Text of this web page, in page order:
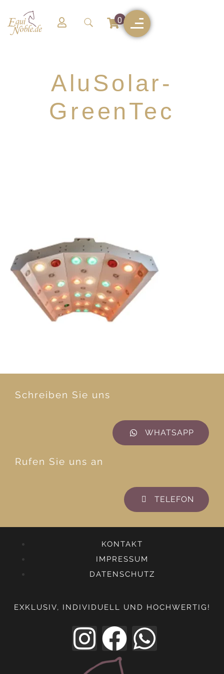
0
AluSolar-
GreenTec
Schreiben Sie uns
WHATSAPP
Rufen Sie uns an
TELEFON
KONTAKT
IMPRESSUM
DATENSCHUTZ
EXKLUSIV, INDIVIDUELL UND HOCHWERTIG!